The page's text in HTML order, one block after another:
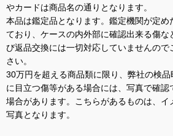
やカードは商品名の通りとなります。
本品は鑑定品となります。鑑定機関が定め
ており、ケースの内外部に確認出来る傷な
び返品交換には一切対応していませんの
さい。
30万円を超える商品類に限り、弊社の検
に目立つ傷等がある場合には、写真で確認
場合があります。こちらがあるものは、イ
写真となります。